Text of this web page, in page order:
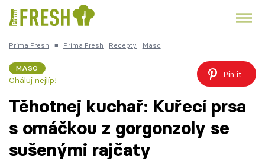
Česká kuchyně
Prima Fresh ■ Prima Fresh Recepty Maso
MASO
Cháluj nejlíp!
Pin it
Těhotnej kuchař: Kuřecí prsa
s omáčkou z gorgonzoly se
sušenými rajčaty